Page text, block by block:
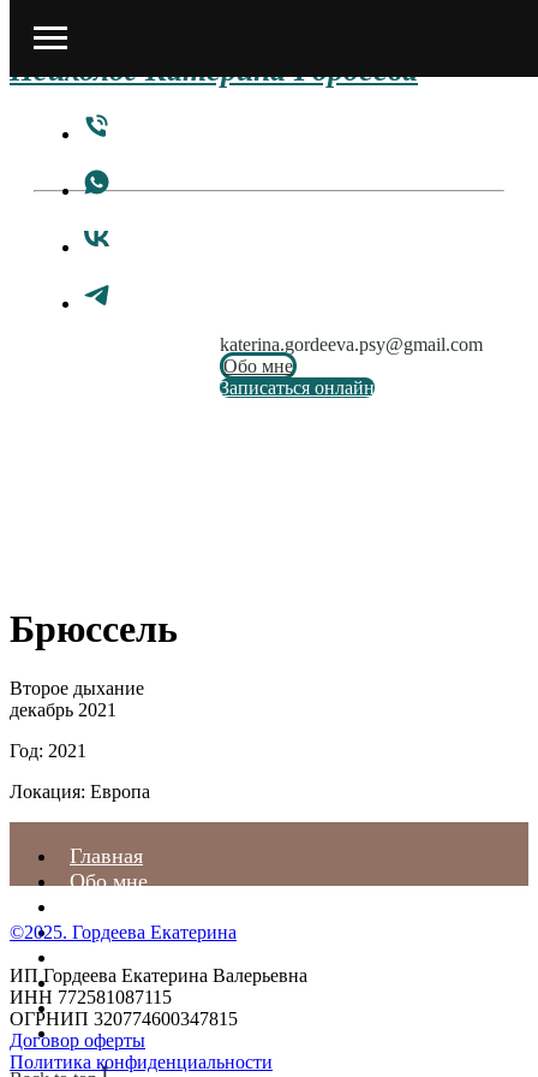
Психолог Катерина Гордеева
katerina.gordeeva.psy@gmail.com
Обо мне
Записаться онлайн
Брюссель
Второе дыхание
декабрь 2021
Год: 2021
Локация: Европа
Главная
Обо мне
Контакты
Статьи
С чем я работаю
Предстоящие события
©2025. Гордеева Екатерина
ИП Гордеева Екатерина Валерьевна
ИНН 772581087115
ОГРНИП 320774600347815
Договор оферты
Политика конфиденциальности